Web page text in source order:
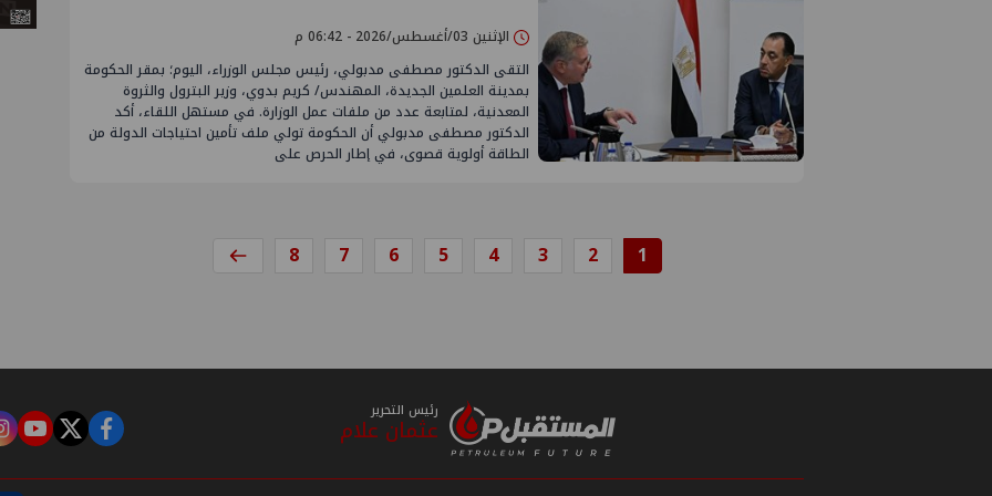
الإثنين 03/أغسطس/2026 - 06:42 م
التقى الدكتور مصطفى مدبولي، رئيس مجلس الوزراء، اليوم؛ بمقر الحكومة
بمدينة العلمين الجديدة، المهندس/ كريم بدوي، وزير البترول والثروة
المعدنية، لمتابعة عدد من ملفات عمل الوزارة. في مستهل اللقاء، أكد
الدكتور مصطفى مدبولي أن الحكومة تولي ملف تأمين احتياجات الدولة من
الطاقة أولوية قصوى، في إطار الحرص على
1
2
3
4
5
6
7
8
رئيس التحرير
عثمان علام facebook
twitter